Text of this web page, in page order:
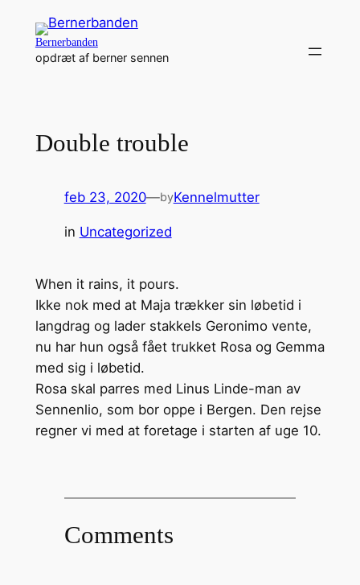
indhold
Bernerbanden
opdræt af berner sennen
Double trouble
feb 23, 2020—byKennelmutter
in Uncategorized
When it rains, it pours.
Ikke nok med at Maja trækker sin løbetid i
langdrag og lader stakkels Geronimo vente,
nu har hun også fået trukket Rosa og Gemma
med sig i løbetid.
Rosa skal parres med Linus Linde-man av
Sennenlio, som bor oppe i Bergen. Den rejse
regner vi med at foretage i starten af uge 10.
Comments